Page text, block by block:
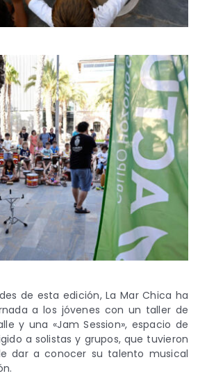
de esta edición, La Mar Chica ha
a los jóvenes con un taller de
y una «Jam Session», espacio de
a solistas y grupos, que tuvieron
dar a conocer su talento musical